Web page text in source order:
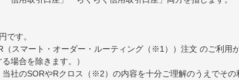
です。
スマート・オーダー・ルーティング（※1））注文 のご利用
場合を除きます。）
社のSORやRクロス（※2）の内容を十分ご理解のうえでその